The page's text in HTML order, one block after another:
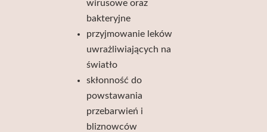
wirusowe oraz
bakteryjne
przyjmowanie leków
uwrażliwiających na
światło
skłonność do
powstawania
przebarwień i
bliznowców